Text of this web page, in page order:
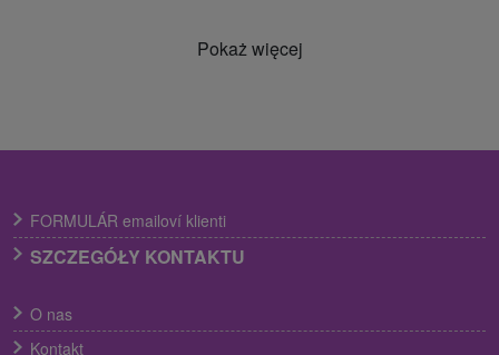
Pokaż więcej
FORMULÁR emailoví klienti
SZCZEGÓŁY KONTAKTU
O nas
Kontakt